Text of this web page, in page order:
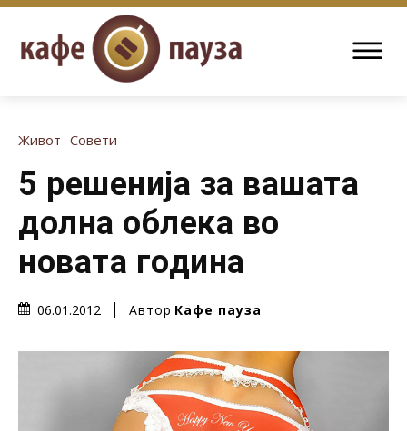
Живот Совети
5 решенија за вашата
долна облека во
новата година
06.01.2012 Автор Кафе пауза